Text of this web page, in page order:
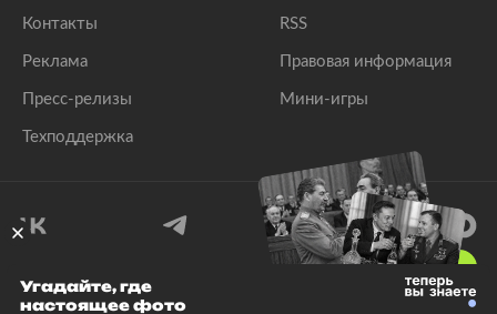
Контакты
Реклама
Пресс-релизы
Техподдержка
RSS
Правовая информация
Мини-игры
© 1999–2026 Все права защищены.
Угадайте, где
настоящее фото